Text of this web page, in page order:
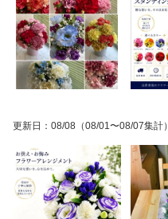
更新日 ： 08/08 （08/01〜08/07集計）